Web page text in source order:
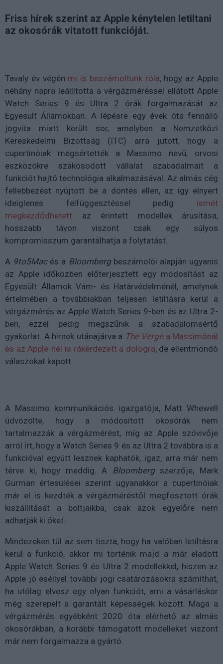
Friss hírek szerint az Apple kénytelen letiltani
az okosórák vitatott funkcióját.
Tavaly év végén mi is beszámoltunk róla, hogy az Apple
néhány napra leállította a vérgázméréssel ellátott Apple
Watch Series 9 és Ultra 2 órák forgalmazását az
Egyesült Államokban. A lépésre egy évek óta fennálló
jogvita miatt került sor, amelyben a Nemzetközi
Kereskedelmi Bizottság (ITC) arra jutott, hogy a
cupertinóiak megsértették a Massimo nevű, orvosi
eszközökre szakosodott vállalat szabadalmait a
funkciót hajtó technológia alkalmazásával. Az almás cég
fellebbezést nyújtott be a döntés ellen, az így elnyert
ideiglenes felfüggesztéssel pedig ismét
megkezdődhetett az érintett modellek árusítása,
hosszabb távon viszont csak egy súlyos
kompromisszum garantálhatja a folytatást.
A 9to5Macés a Bloombergbeszámolói alapján ugyanis
az Apple időközben előterjesztett egy módosítást az
Egyesült Államok Vám- és Határvédelménél, amelynek
értelmében a továbbiakban teljesen letiltásra kerül a
vérgázmérés az Apple Watch Series 9-ben és az Ultra 2-
ben, ezzel pedig megszűnik a szabadalomsértő
gyakorlat. A hírnek utánajárva a The Vergea Massimónál
és az Apple-nél is rákérdezett a dologra, de ellentmondó
válaszokat kapott.
A Massimo kommunikációs igazgatója, Matt Whewell
üdvözölte, hogy a módosított okosórák nem
tartalmazzák a vérgázmérést, míg az Apple szóvivője
arról írt, hogy a Watch Series 9 és az Ultra 2 továbbra is a
funkcióval együtt lesznek kaphatók, igaz, arra már nem
térve ki, hogy meddig. A Bloombergszerzője, Mark
Gurman értesülései szerint ugyanakkor a cupertinóiak
már el is kezdték a vérgázméréstől megfosztott órák
kiszállítását a boltjaikba, csak azok egyelőre nem
adhatják ki őket.
Mindezeken túl az sem tiszta, hogy ha valóban letiltásra
kerül a funkció, akkor mi történik majd a már eladott
Apple Watch Series 9 és Ultra 2 modellekkel, hiszen az
Apple jó eséllyel további jogi csatározásokra számíthat,
ha utólag elvesz egy olyan funkciót, ami a vásárláskor
még szerepelt a garantált képességek között. Maga a
vérgázmérés egyébként 2020 óta elérhető az almás
okosórákban, a korábbi támogatott modelleket viszont
már nem forgalmazza a gyártó.